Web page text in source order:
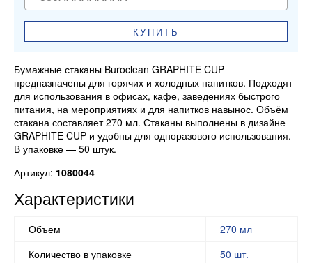
КУПИТЬ
Бумажные стаканы Buroclean GRAPHITE CUP
предназначены для горячих и холодных напитков. Подходят
для использования в офисах, кафе, заведениях быстрого
питания, на мероприятиях и для напитков навынос. Объём
стакана составляет 270 мл. Стаканы выполнены в дизайне
GRAPHITE CUP и удобны для одноразового использования.
В упаковке — 50 штук.
Артикул: 1080044
Характеристики
Объем
270 мл
Количество в упаковке
50 шт.